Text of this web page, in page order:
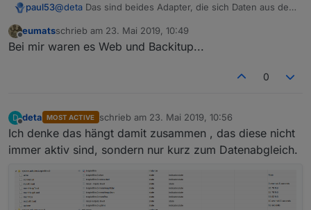
paul53@deta Das sind beides Adapter, die sich Daten aus dem
alive?
Offline
eumatsschrieb am 23. Mai 2019, 10:49
zuletzt editiert von
Bei mir waren es Web und Backitup...
0
D
Offline
deta MOST ACTIVE schrieb am 23. Mai 2019, 10:56
zuletzt editiert von
Ich denke das hängt damit zusammen , das diese nicht
immer aktiv sind, sondern nur kurz zum Datenabgleich.